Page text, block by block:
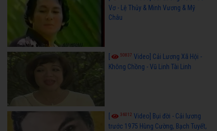
Vơ - Lệ Thủy & Minh Vương & Mỹ
Châu
50837 Video] Cải Lương Xã Hội -
Không Chồng - Vũ Linh Tài Linh
36012 Video] Bụi đời - Cải lương
trước 1975 Hùng Cường, Bạch Tuyết,